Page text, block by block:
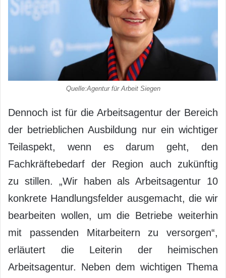
Quelle:Agentur für Arbeit Siegen
Dennoch ist für die Arbeitsagentur der Bereich
der betrieblichen Ausbildung nur ein wichtiger
Teilaspekt, wenn es darum geht, den
Fachkräftebedarf der Region auch zukünftig
zu stillen. „Wir haben als Arbeitsagentur 10
konkrete Handlungsfelder ausgemacht, die wir
bearbeiten wollen, um die Betriebe weiterhin
mit passenden Mitarbeitern zu versorgen“,
erläutert die Leiterin der heimischen
Arbeitsagentur. Neben dem wichtigen Thema